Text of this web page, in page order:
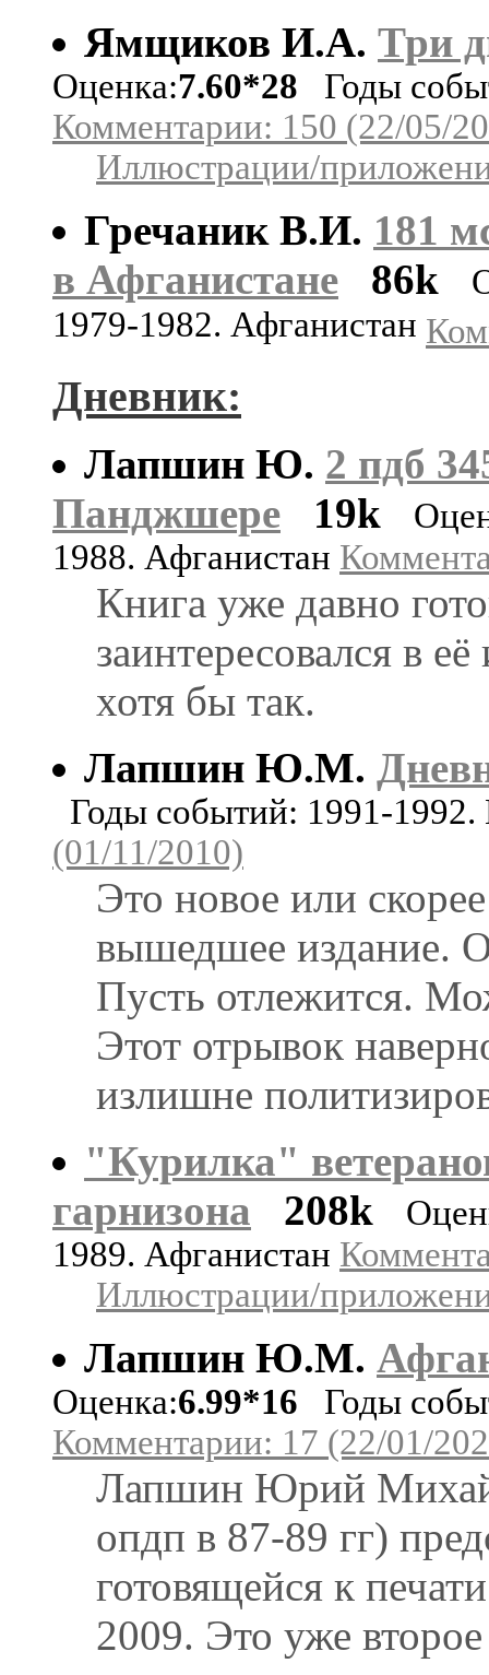
Ямщиков И.А. Три
Оценка:7.60*28 Годы
Комментарии: 150 (22/05/
Иллюстрации/
Гречаник В.И. 181
в Афганистане
86k
1979-1982. Афганистан
Дневник:
Лапшин Ю. 2 пдб
Панджшере
19k
1988. Афганистан
Книга уже давно
заинтересовался в
хотя бы так.
Лапшин Ю.М.
Годы событий: 1991-
(01/11/2010)
Это новое или
вышедшее издание.
Пусть отлежится.
Этот отрывок
излишне
"Курилка"
гарнизона
208k
1989. Афганистан
Иллюстрации/
Лапшин Ю.М.
Оценка:6.99*16 Годы
Комментарии: 17 (22/01/
Лапшин Юрий
опдп в 87-89 гг)
готовящейся к
2009. Это уже